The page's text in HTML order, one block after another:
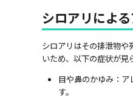
シロアリによ
シロアリはその排泄物や
いため、以下の症状が見
目や鼻のかゆみ：
す。